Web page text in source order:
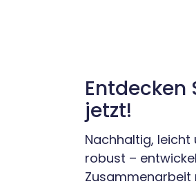
Entdecken
jetzt!
Nachhaltig, leicht
robust –
Zusammenarbeit